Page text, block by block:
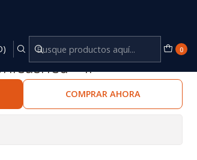
0
II
COMPRAR AHORA